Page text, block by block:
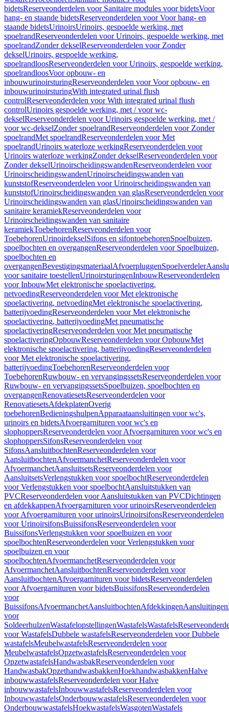
bidetsReserveonderdelen voor Sanitaire modules voor bidetsVoor
hang- en staande bidetsReserveonderdelen voor Voor hang- en
staande bidetsUrinoirsUrinoirs, gespoelde werking, met
spoelrandReserveonderdelen voor Urinoirs, gespoelde werking, met
spoelrandZonder dekselReserveonderdelen voor Zonder
dekselUrinoirs, gespoelde werking,
spoelrandloosReserveonderdelen voor Urinoirs, gespoelde werking,
spoelrandloosVoor opbouw- en
inbouwurinoirsturingReserveonderdelen voor Voor opbouw- en
inbouwurinoirsturingWith integrated urinal flush
controlReserveonderdelen voor With integrated urinal flush
controlUrinoirs gespoelde werking, met / voor wc-
dekselReserveonderdelen voor Urinoirs gespoelde werking, met /
voor wc-dekselZonder spoelrandReserveonderdelen voor Zonder
spoelrandMet spoelrandReserveonderdelen voor Met
spoelrandUrinoirs waterloze werkingReserveonderdelen voor
Urinoirs waterloze werkingZonder dekselReserveonderdelen voor
Zonder dekselUrinoirscheidingswandenReserveonderdelen voor
UrinoirscheidingswandenUrinoirscheidingswanden van
kunststofReserveonderdelen voor Urinoirscheidingswanden van
kunststofUrinoirscheidingswanden van glasReserveonderdelen voor
Urinoirscheidingswanden van glasUrinoirscheidingswanden van
sanitaire keramiekReserveonderdelen voor
Urinoirscheidingswanden van sanitaire
keramiekToebehorenReserveonderdelen voor
ToebehorenUrinoirdekselSifons en sifontoebehorenSpoelbuizen,
spoelbochten en overgangenReserveonderdelen voor Spoelbuizen,
spoelbochten en
overgangenBevestigingsmateriaalAfvoerpluggenSpoelverdeler
voor sanitaire toestellenUrinoirsturingenInbouwReserveonderdelen
voor InbouwMet elektronische spoelactivering,
netvoedingReserveonderdelen voor Met elektronische
spoelactivering, netvoedingMet elektronische spoelactivering,
batterijvoedingReserveonderdelen voor Met elektronische
spoelactivering, batterijvoedingMet pneumatische
spoelactiveringReserveonderdelen voor Met pneumatische
spoelactiveringOpbouwReserveonderdelen voor OpbouwMet
elektronische spoelactivering, batterijvoedingReserveonderdelen
voor Met elektronische spoelactivering,
batterijvoedingToebehorenReserveonderdelen voor
ToebehorenRuwbouw- en vervangingssetsReserveonderdelen voor
Ruwbouw- en vervangingssetsSpoelbuizen, spoelbochten en
overgangenRenovatiesetsReserveonderdelen voor
RenovatiesetsAfdekplatenOverig
toebehorenBedieningshulpenApparaataansluitingen voor wc's,
urinoirs en bidetsAfvoergarnituren voor wc's en
slophoppersReserveonderdelen voor Afvoergarnituren voor wc's en
slophoppersSifonsReserveonderdelen voor
SifonsAansluitbochtenReserveonderdelen voor
AansluitbochtenAfvoermanchetReserveonderdelen voor
AfvoermanchetAansluitsetsReserveonderdelen voor
AansluitsetsVerlengstukken voor spoelbochtReserveonderdelen
voor Verlengstukken voor spoelbochtAansluitstukken van
PVCReserveonderdelen voor Aansluitstukken van PVCDichtingen
en afdekkappenAfvoergarnituren voor urinoirsReserveonderdelen
voor Afvoergarnituren voor urinoirsUrinoirsifonsReserveonderdelen
voor UrinoirsifonsBuissifonsReserveonderdelen voor
BuissifonsVerlengstukken voor spoelbuizen en voor
spoelbochtenReserveonderdelen voor Verlengstukken voor
spoelbuizen en voor
spoelbochtenAfvoermanchetReserveonderdelen voor
AfvoermanchetAansluitbochtenReserveonderdelen voor
AansluitbochtenAfvoergarnituren voor bidetsReserveonderdelen
voor Afvoergarnituren voor bidetsBuissifonsReserveonderdelen
voor
BuissifonsAfvoermanchetAansluitbochtenAfdekkingenAansluitingen
voor
SoldeerhulzenWastafelopstellingenWastafelsWastafels
voor WastafelsDubbele wastafelsReserveonderdelen voor Dubbele
wastafelsMeubelwastafelsReserveonderdelen voor
MeubelwastafelsOpzetwastafelsReserveonderdelen voor
OpzetwastafelsHandwasbakReserveonderdelen voor
HandwasbakOpzethandwasbakkenHoekhandwasbakkenHalve
inbouwwastafelsReserveonderdelen voor Halve
inbouwwastafelsInbouwwastafelsReserveonderdelen voor
InbouwwastafelsOnderbouwwastafelsReserveonderdelen voor
OnderbouwwastafelsHoekwastafelsWasgotenWastafels